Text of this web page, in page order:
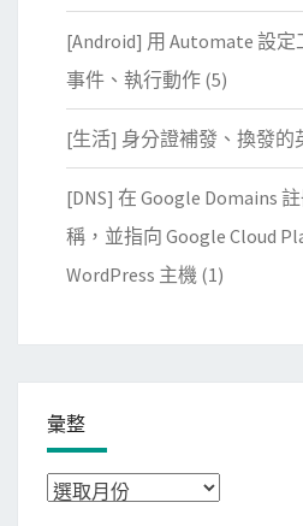
[Android] 用 Automate 設
事件、執行動作 (5)
[生活] 身分證補發、換發的
[DNS] 在 Google Domains
稱，並指向 Google Cloud
WordPress 主機 (1)
彙整
彙